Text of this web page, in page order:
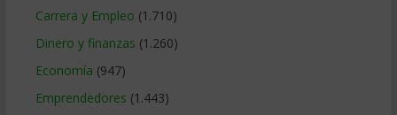
Carrera y Empleo (1.710)
Dinero y finanzas (1.260)
Economía (947)
Emprendedores (1.443)